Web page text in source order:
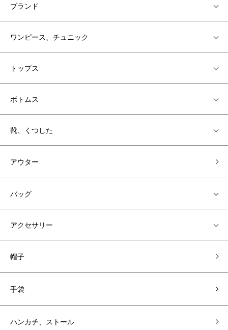
ブランド
ワンピース、チュニック
トップス
ボトムス
靴、くつした
アウター
バッグ
アクセサリー
帽子
手袋
ハンカチ、ストール